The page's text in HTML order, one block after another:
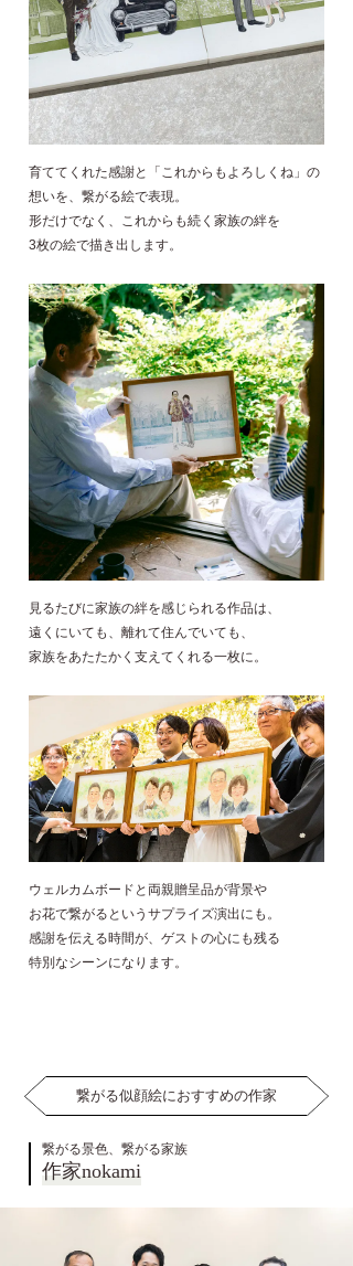
育ててくれた感謝と「これからもよろしくね」の
想いを、繋がる絵で表現。
形だけでなく、これからも続く家族の絆を
3枚の絵で描き出します。
見るたびに家族の絆を感じられる作品は、
遠くにいても、離れて住んでいても、
家族をあたたかく支えてくれる一枚に。
ウェルカムボードと両親贈呈品が背景や
お花で繋がるというサプライズ演出にも。
感謝を伝える時間が、ゲストの心にも残る
特別なシーンになります。
繋がる似顔絵におすすめの作家
繋がる景色、繋がる家族
作家nokami